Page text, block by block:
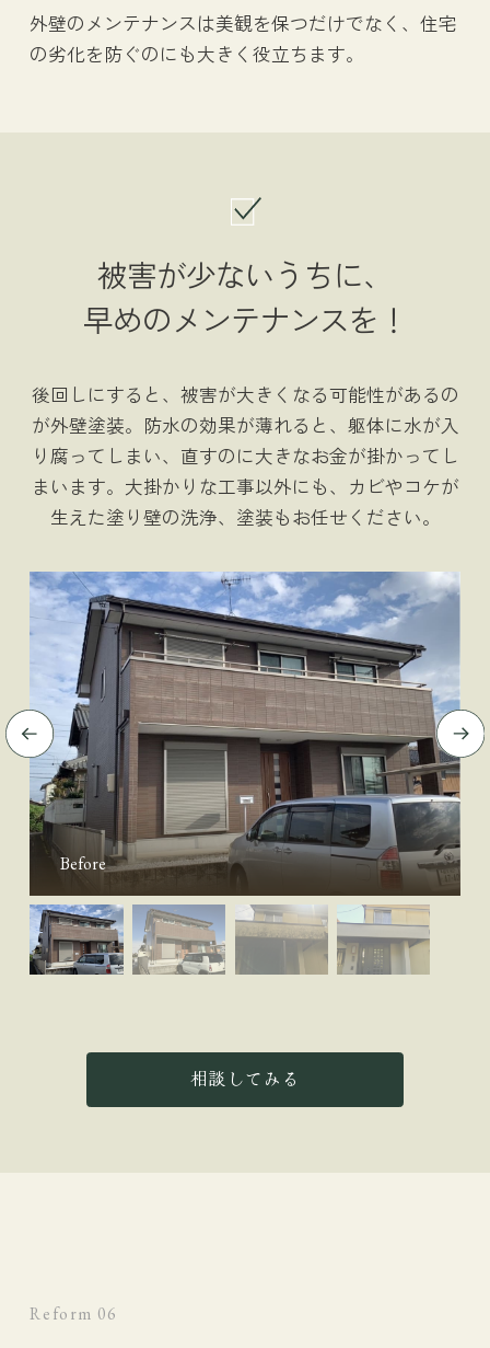
外壁のメンテナンスは美観を保つだけでなく、住宅
の劣化を防ぐのにも大きく役立ちます。
被害が少ないうちに、
早めのメンテナンスを！
後回しにすると、被害が大きくなる可能性があるの
が外壁塗装。防水の効果が薄れると、躯体に水が入
り腐ってしまい、直すのに大きなお金が掛かってし
まいます。大掛かりな工事以外にも、カビやコケが
生えた塗り壁の洗浄、塗装もお任せください。
Before
相談してみる
Reform 06